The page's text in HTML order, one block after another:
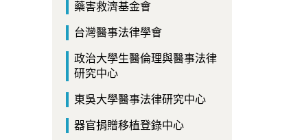
藥害救濟基金會
台灣醫事法律學會
政治大學生醫倫理與醫事法律
研究中心
東吳大學醫事法律研究中心
器官捐贈移植登錄中心